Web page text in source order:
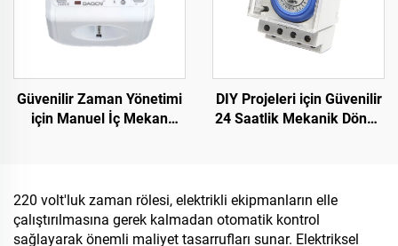
Güvenilir Zaman Yönetimi
için Manuel İç Mekan
DIY Projeleri için Güvenilir
24 Saatlik Mekanik Döngü
220 volt'luk zaman rölesi, elektrikli ekipmanların elle
çalıştırılmasına gerek kalmadan otomatik kontrol
sağlayarak önemli maliyet tasarrufları sunar. Elektriksel